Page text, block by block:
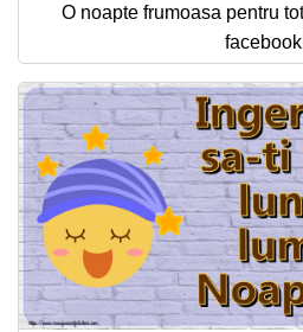
O noapte frumoasa pentru